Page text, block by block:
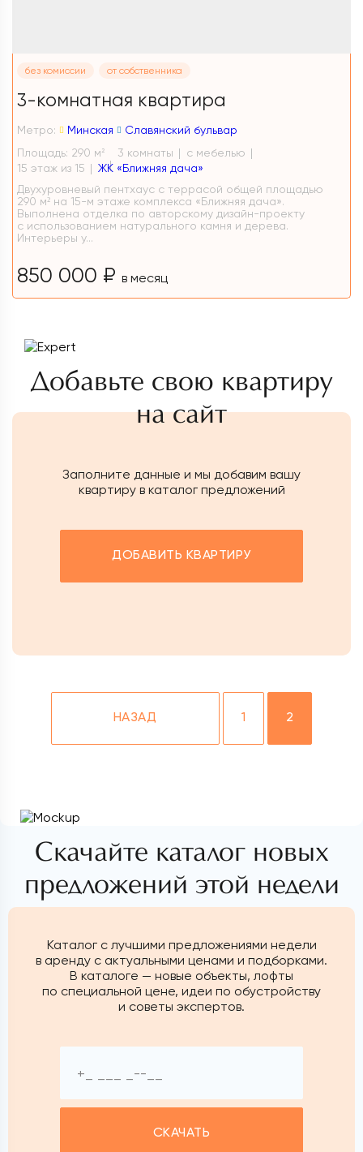
без комиссии от собственника
3-комнатная квартира
Метро: Минская
Славянский бульвар
Площадь: 290 м 2 3 комнаты
с мебелью
15 этаж из 15
ЖК «Ближняя дача»
Двухуровневый пентхаус с террасой общей площадью
290 м² на 15-м этаже комплекса «Ближняя дача».
Выполнена отделка по авторскому дизайн-проекту
с использованием натурального камня и дерева.
Интерьеры у...
850 000 ₽ в месяц
Добавьте свою квартиру
на сайт
Заполните данные и мы добавим вашу
квартиру в каталог предложений
ДОБАВИТЬ КВАРТИРУ
НАЗАД 1 2
Скачайте каталог новых
предложений этой недели
Каталог с лучшими предложениями недели
в аренду с актуальными ценами и подборками.
В каталоге — новые объекты, лофты
по специальной цене, идеи по обустройству
и советы экспертов.
СКАЧАТЬ